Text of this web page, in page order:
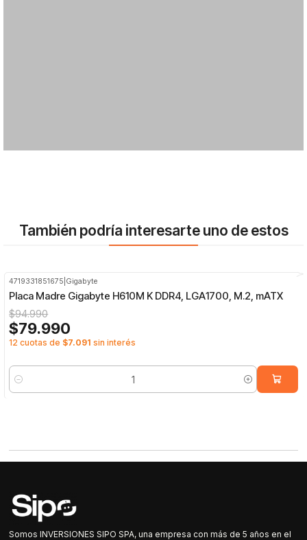
También podría interesarte uno de estos
4719331851675 Gigabyte
Placa Madre Gigabyte H610M K DDR4, LGA1700, M.2, mATX
$94.990
$79.990
12 cuotas de $7.091 sin interés
Cantidad
Somos INVERSIONES SIPO SPA, una empresa con más de 5 años en el